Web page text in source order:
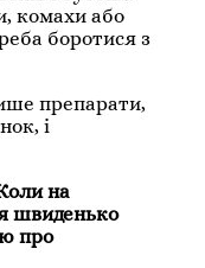
комахи або
боротися з
препарати,
і
на
швиденько
про